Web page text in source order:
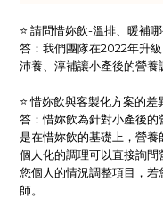
⭐ 請問惜妳飲-溫排、暖補
答：我們團隊在2022年升
沛養、淳補讓小產後的營養
⭐ 惜妳飲與客製化方案的差
答：惜妳飲為針對小產後
是在惜妳飲的基礎上，營
個人化的調理可以直接詢
您個人的情況調整項目，
師。